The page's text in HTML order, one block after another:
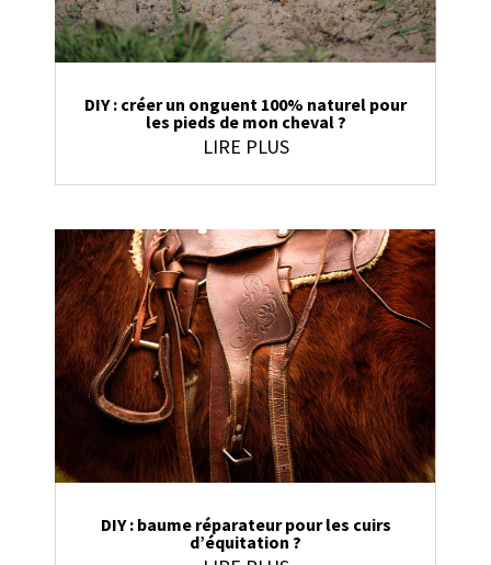
DIY : créer un onguent 100% naturel pour
les pieds de mon cheval ?
LIRE PLUS
DIY : baume réparateur pour les cuirs
d’équitation ?